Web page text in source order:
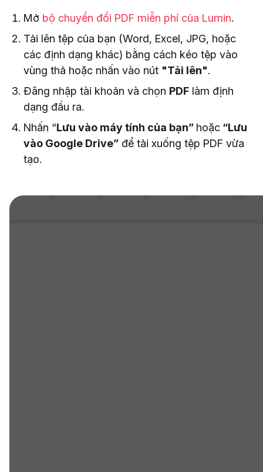
Mở bộ chuyển đổi PDF miễn phí của Lumin.
Tải lên tệp của bạn (Word, Excel, JPG, hoặc
các định dạng khác) bằng cách kéo tệp vào
vùng thả hoặc nhấn vào nút "Tải lên".
Đăng nhập tài khoản và chọn PDF làm định
dạng đầu ra.
Nhấn “Lưu vào máy tính của bạn” hoặc “Lưu
vào Google Drive” để tải xuống tệp PDF vừa
tạo.